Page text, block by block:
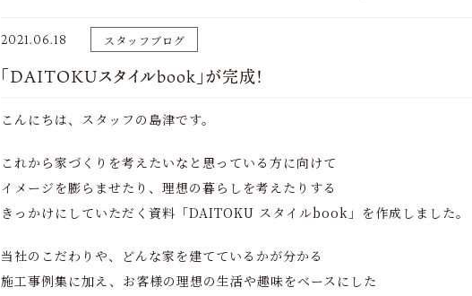
2021.06.18 スタッフブログ
「DAITOKUスタイルbook」が完成！
こんにちは、スタッフの島津です。
これから家づくりを考えたいなと思っている方に向けて
イメージを膨らませたり、理想の暮らしを考えたりする
きっかけにしていただく資料「DAITOKU スタイルbook」を作成しました。
当社のこだわりや、どんな家を建てているかが分かる
施工事例集に加え、お客様の理想の生活や趣味をベースにした